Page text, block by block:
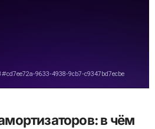
в чём